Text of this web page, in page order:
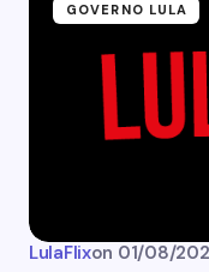
GOVERNO LULA
LulaFlixon 01/08/